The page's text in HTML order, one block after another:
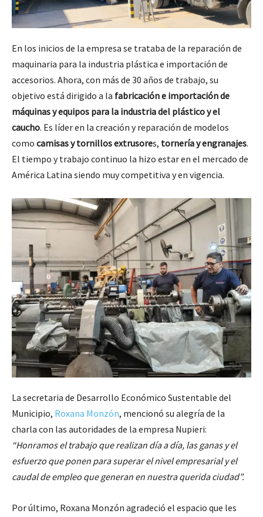
En los inicios de la empresa se trataba de la reparación de
maquinaria para la industria plástica e importación de
accesorios. Ahora, con más de 30 años de trabajo, su
objetivo está dirigido a la fabricación e importación de
máquinas y equipos para la industria del plástico y el
caucho. Es líder en la creación y reparación de modelos
como camisas y tornillos extrusores, tornería y engranajes.
El tiempo y trabajo continuo la hizo estar en el mercado de
América Latina siendo muy competitiva y en vigencia.
La secretaria de Desarrollo Económico Sustentable del
Municipio, Roxana Monzón, mencionó su alegría de la
charla con las autoridades de la empresa Nupieri:
“Honramos el trabajo que realizan día a día, las ganas y el
esfuerzo que ponen para superar el nivel empresarial y el
caudal de empleo que generan en nuestra querida ciudad”.
Por último, Roxana Monzón agradeció el espacio que les